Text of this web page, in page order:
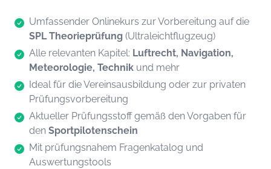
Umfassender Onlinekurs zur Vorbereitung auf die
SPL Theorieprüfung (Ultraleichtflugzeug)
Alle relevanten Kapitel: Luftrecht, Navigation,
Meteorologie, Technik und mehr
Ideal für die Vereinsausbildung oder zur privaten
Prüfungsvorbereitung
Aktueller Prüfungsstoff gemäß den Vorgaben für
den Sportpilotenschein
Mit prüfungsnahem Fragenkatalog und
Auswertungstools